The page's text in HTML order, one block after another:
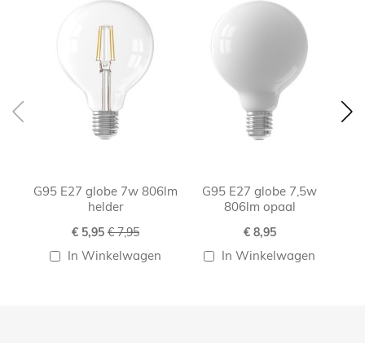
G95 E27 globe 7w 806lm
helder
Speciale
€ 5,95 € 7,95
In Winkelwagen
G95 E27 globe 7,5w
806lm opaal
€ 8,95
In Winkelwagen